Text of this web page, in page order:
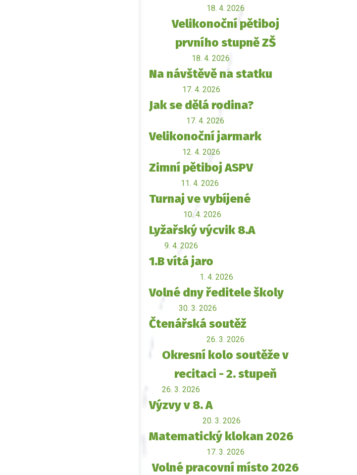
18. 4. 2026
Velikonoční pětiboj
prvního stupně ZŠ
18. 4. 2026
Na návštěvě na statku
17. 4. 2026
Jak se dělá rodina?
17. 4. 2026
Velikonoční jarmark
12. 4. 2026
Zimní pětiboj ASPV
11. 4. 2026
Turnaj ve vybíjené
10. 4. 2026
Lyžařský výcvik 8.A
9. 4. 2026
1.B vítá jaro
1. 4. 2026
Volné dny ředitele školy
30. 3. 2026
Čtenářská soutěž
26. 3. 2026
Okresní kolo soutěže v
recitaci - 2. stupeň
26. 3. 2026
Výzvy v 8. A
20. 3. 2026
Matematický klokan 2026
17. 3. 2026
Volné pracovní místo 2026